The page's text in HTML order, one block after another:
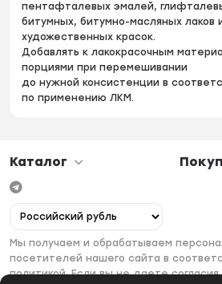
пентафталевых эмалей,
битумных, битумно-масляных лаков
художественных красок.
Добавлять к лакокрасочным
порциями при перемешивании
до нужной консистенции в
по применению ЛКМ.
Каталог
Мы получаем и обрабатываем
посетителей нашего сайта в
политикой. Если вы не даете